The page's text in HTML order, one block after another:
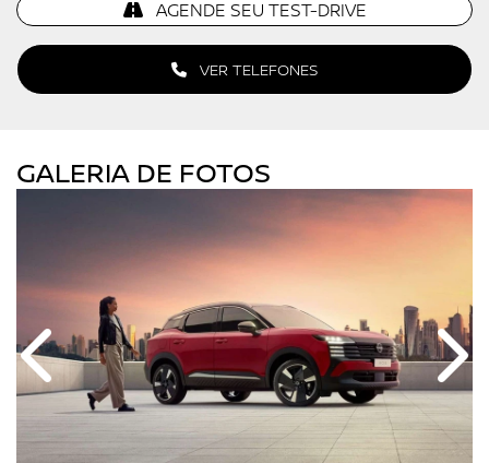
VER TELEFONES
AGENDE SEU TEST-DRIVE
GALERIA DE FOTOS
Anterior